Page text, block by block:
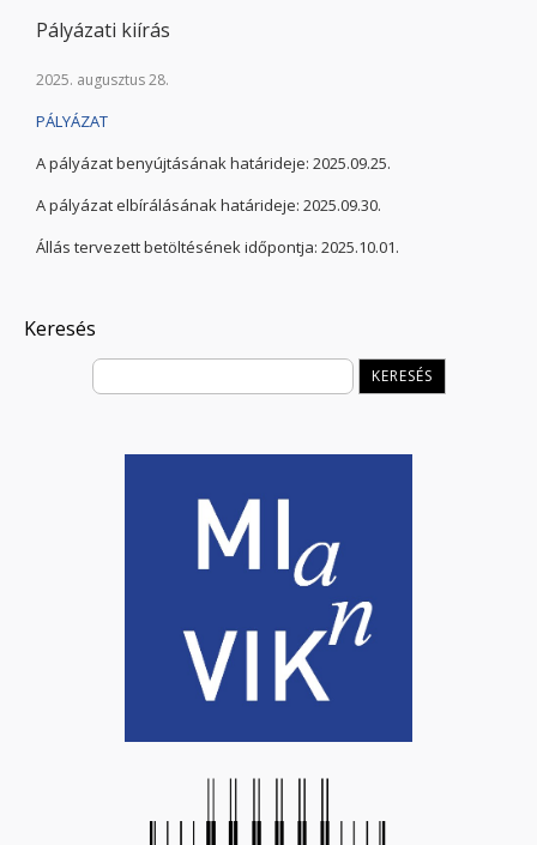
Pályázati kiírás
2025. augusztus 28.
PÁLYÁZAT
A pályázat benyújtásának határideje: 2025.09.25.
A pályázat elbírálásának határideje: 2025.09.30.
Állás tervezett betöltésének időpontja: 2025.10.01.
Keresés